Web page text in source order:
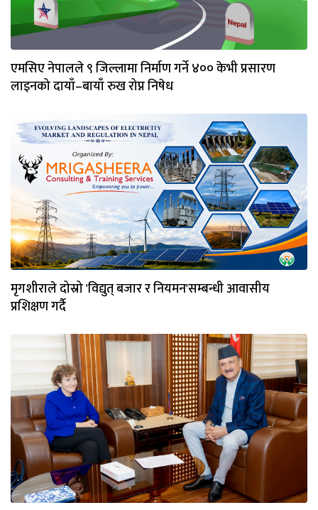
एमसिए नेपालले ९ जिल्लामा निर्माण गर्ने ४०० केभी प्रसारण
लाइनको दायाँ–बायाँ रुख रोप्न निषेध
मृगशीराले दोस्रो 'विद्युत् बजार र नियमन'सम्बन्धी आवासीय
प्रशिक्षण गर्दै